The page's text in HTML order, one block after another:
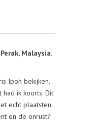
Malaysia.
Ipoh bekijken.
had ik koorts. Dit
echt plaatsten.
en de onrust?